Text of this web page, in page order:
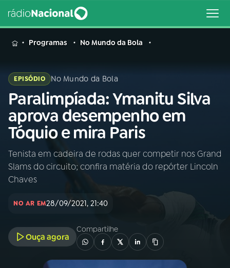
MENU
Buscar
na
Rádio
Nacional
Buscar
AO VIVO
Programas No Mundo da Bola
EPISÓDIO No Mundo da Bola
Paralimpíada: Ymanitu Silva
aprova desempenho em
Tóquio e mira Paris
Tenista em cadeira de rodas quer competir nos Grand
Slams do circuito; confira matéria do repórter Lincoln
Chaves
NO AR EM28/09/2021, 21:40
Ouça agora
Compartilhe